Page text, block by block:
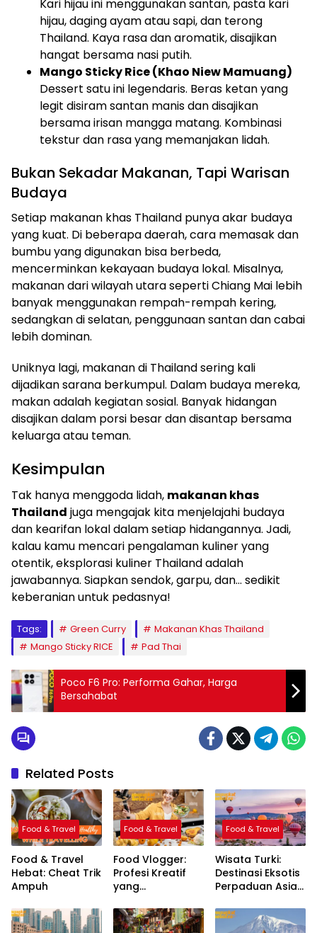
Kari hijau ini menggunakan santan, pasta kari
hijau, daging ayam atau sapi, dan terong
Thailand. Kaya rasa dan aromatik, disajikan
hangat bersama nasi putih.
Mango Sticky Rice (Khao Niew Mamuang)
Dessert satu ini legendaris. Beras ketan yang
legit disiram santan manis dan disajikan
bersama irisan mangga matang. Kombinasi
tekstur dan rasa yang memanjakan lidah.
Bukan Sekadar Makanan, Tapi Warisan
Budaya
Setiap makanan khas Thailand punya akar budaya
yang kuat. Di beberapa daerah, cara memasak dan
bumbu yang digunakan bisa berbeda,
mencerminkan kekayaan budaya lokal. Misalnya,
makanan dari wilayah utara seperti Chiang Mai lebih
banyak menggunakan rempah-rempah kering,
sedangkan di selatan, penggunaan santan dan cabai
lebih dominan.
Uniknya lagi, makanan di Thailand sering kali
dijadikan sarana berkumpul. Dalam budaya mereka,
makan adalah kegiatan sosial. Banyak hidangan
disajikan dalam porsi besar dan disantap bersama
keluarga atau teman.
Kesimpulan
Tak hanya menggoda lidah, makanan khas
Thailand juga mengajak kita menjelajahi budaya
dan kearifan lokal dalam setiap hidangannya. Jadi,
kalau kamu mencari pengalaman kuliner yang
otentik, eksplorasi kuliner Thailand adalah
jawabannya. Siapkan sendok, garpu, dan… sedikit
keberanian untuk pedasnya!
Tags: Green Curry
Makanan Khas Thailand
Mango Sticky RICE
Pad Thai
Poco F6 Pro: Performa Gahar, Harga
Bersahabat
Related Posts
Food & Travel
Food & Travel
Hebat: Cheat Trik
Ampuh
Food & Travel
Food Vlogger:
Profesi Kreatif
yang
Kuliner & Digital
Food & Travel
Wisata Turki:
Destinasi Eksotis
Perpaduan Asia